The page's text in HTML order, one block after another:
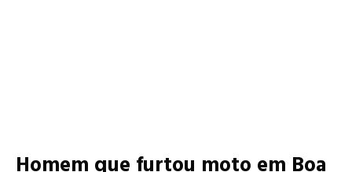
Homem que furtou moto em Boa